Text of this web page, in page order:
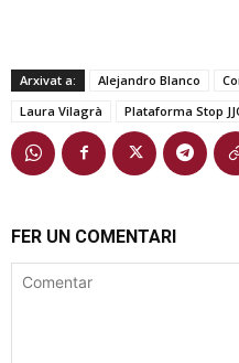
Arxivat a: Alejandro Blanco
Laura Vilagrà
Plataforma Stop
FER UN COMENTARI